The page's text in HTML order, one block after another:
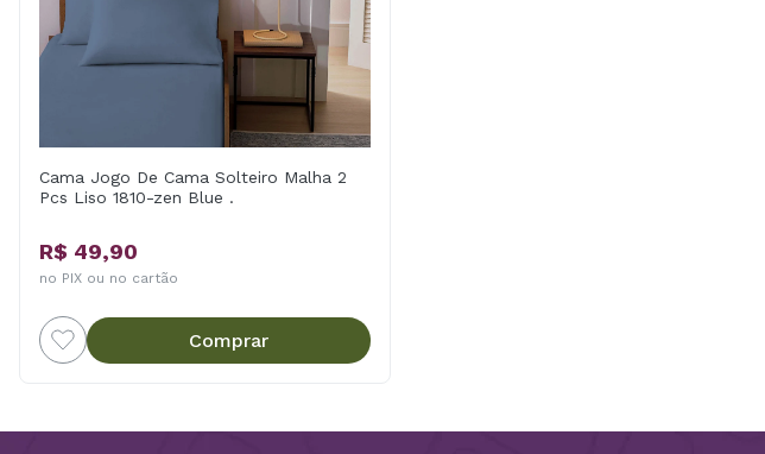
Cama Jogo De Cama Solteiro Malha 2
Pcs Liso 1810-zen Blue .
R$ 49,90
no PIX ou no cartão
Comprar